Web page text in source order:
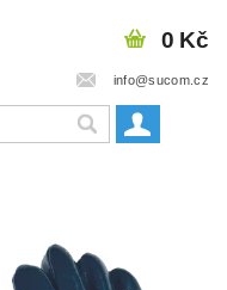
info@sucom.cz
0 Kč